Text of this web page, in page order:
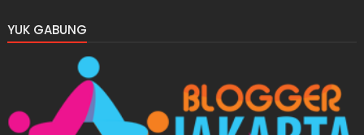
YUK GABUNG